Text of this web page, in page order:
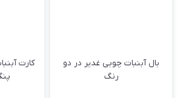
بال آبنبات چوبی غدیر در دو
رنگ
کارت